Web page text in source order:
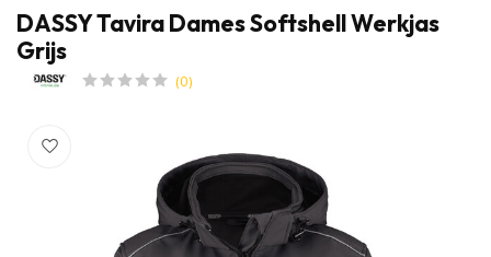
DASSY Tavira Dames Softshell Werkjas
Grijs
(0)